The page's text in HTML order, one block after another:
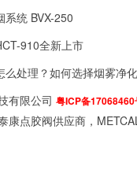
系统 BVX-250
910全新上市
么处理？如何选择烟雾净
有限公司 粤ICP备17068460
康点胶阀供应商，